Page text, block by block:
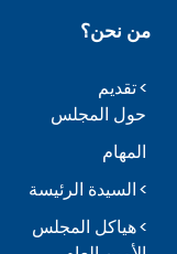
من نحن؟
تقديم
حول المجلس
المهام
السيدة الرئيسة
هياكل المجلس